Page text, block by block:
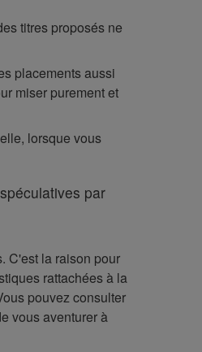
titres proposés ne
placements aussi
miser purement et
lorsque vous
par
C'est la raison pour
rattachées à la
pouvez consulter
vous aventurer à